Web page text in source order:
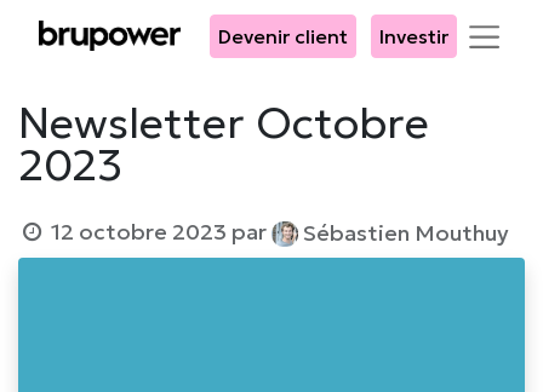
Devenir client Investir
Newsletter Octobre
2023
12 octobre 2023 par Sébastien Mouthuy